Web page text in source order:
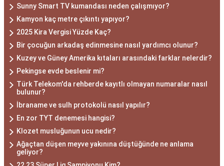
Sunny Smart TV kumandası neden çalışmıyor?
Kamyon kaç metre çıkıntı yapıyor?
2025 Kira Vergisi Yüzde Kaç?
Bir çocuğun arkadaş edinmesine nasıl yardımcı olunur?
Kuzey ve Güney Amerika kıtaları arasındaki farklar nelerdir?
Pekingse evde beslenir mi?
Türk Telekom'da rehberde kayıtlı olmayan numaralar nasıl
bulunur?
İbraname ve sulh protokolü nasıl yapılır?
En zor TYT denemesi hangisi?
Klozet musluğunun ucu nedir?
Ağaçtan düşen meyve yakınına düştüğünde ne anlama
geliyor?